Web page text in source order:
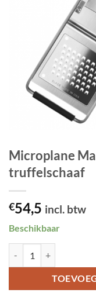
Microplane
truffelschaaf
€54,5 incl. btw
Beschikbaar